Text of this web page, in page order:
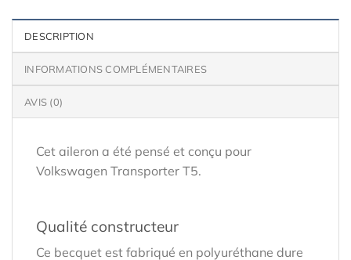
DESCRIPTION
INFORMATIONS COMPLÉMENTAIRES
AVIS (0)
Cet aileron a été pensé et conçu pour
Volkswagen Transporter T5.
Qualité constructeur
Ce becquet est fabriqué en polyuréthane dure